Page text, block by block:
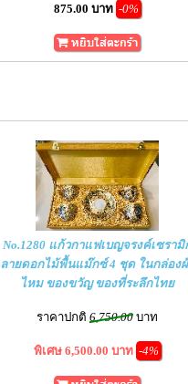
875.00 บาท -0%
No.1280 แก้วกาแฟเบญจรงค์เซรามิ
ลายดอกไม้พื้นแม๊กซ์ 4 ชุด ในกล่อง
ไหม ของขวัญ ของที่ระลึกไทย
ราคาปกติ 6,750.00 บาท
พิเศษ 6,500.00 บาท -4%